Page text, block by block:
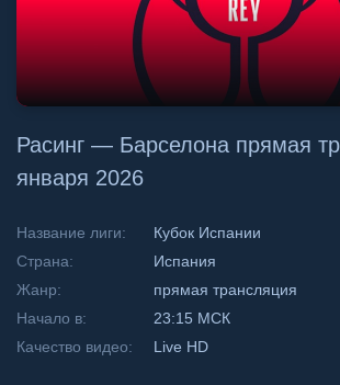
Расинг — Барселона прямая
января 2026
Название лиги:
Кубок Испании
Страна:
Испания
Жанр:
прямая трансляция
Начало в:
23:15 МСК
Качество видео:
Live HD